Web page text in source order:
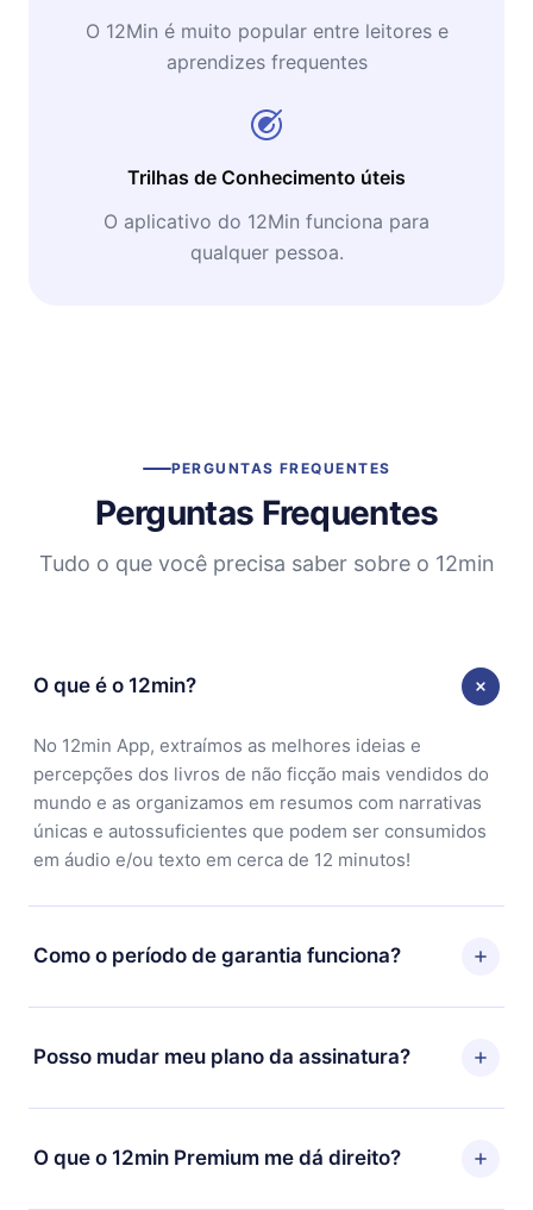
O 12Min é muito popular entre leitores e
aprendizes frequentes
Trilhas de Conhecimento úteis
O aplicativo do 12Min funciona para
qualquer pessoa.
PERGUNTAS FREQUENTES
Perguntas Frequentes
Tudo o que você precisa saber sobre o 12min
O que é o 12min?
No 12min App, extraímos as melhores ideias e
percepções dos livros de não ficção mais vendidos do
mundo e as organizamos em resumos com narrativas
únicas e autossuficientes que podem ser consumidos
em áudio e/ou texto em cerca de 12 minutos!
Como o período de garantia funciona?
Você pode baixar nosso aplicativo e começar a
aproveitar nossa biblioteca. Se por algum motivo não
ficar satisfeito com nossa plataforma, basta entrar em
solicitar o reembolso do valor. Você receberá tudo que
Posso mudar meu plano da assinatura?
Sim, mas a mudança só se aplicará a partir do próximo
período de cobrança. Por exemplo, se você decidiu
mudar sua assinatura mensal para anual, após
O que o 12min Premium me dá direito?